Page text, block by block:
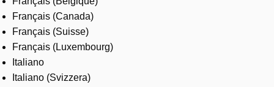
Français (Canada)
Français (Suisse)
Français (Luxembourg)
Italiano
Italiano (Svizzera)